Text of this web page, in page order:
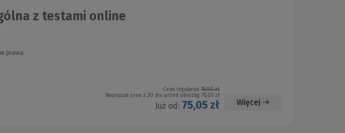
z testami online
prawa.
Cena regularna: 79,00 zł
Najniższa cena z 30 dni przed obniżką: 75,05 zł
Już od: 75,05 zł Więcej